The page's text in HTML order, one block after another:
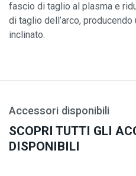
fascio di taglio al plasma e
di taglio dell’arco,
inclinato.
Accessori disponibili
SCOPRI TUTTI GLI
DISPONIBILI